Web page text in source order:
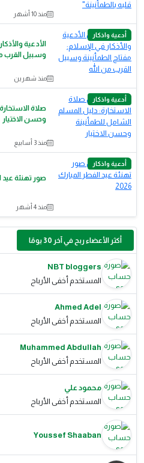
منذ 10 أشهر
أدعية واذكار
الأدعية
وسبيل القرب
منذ شهرين
أدعية واذكار
صلاة
وحسن الاختيار
منذ 3 أسابيع
أدعية واذكار
صور تهنئة عيد
منذ 4 أشهر
أكثر الأعضاء ربح في آخر 30 يومًا
NBT bloggers
المستخدم أخفى الأرباح
Ahmed Adel
المستخدم أخفى الأرباح
Muhammed Abdullah
المستخدم أخفى الأرباح
محمود علي
المستخدم أخفى الأرباح
Youssef Shaaban